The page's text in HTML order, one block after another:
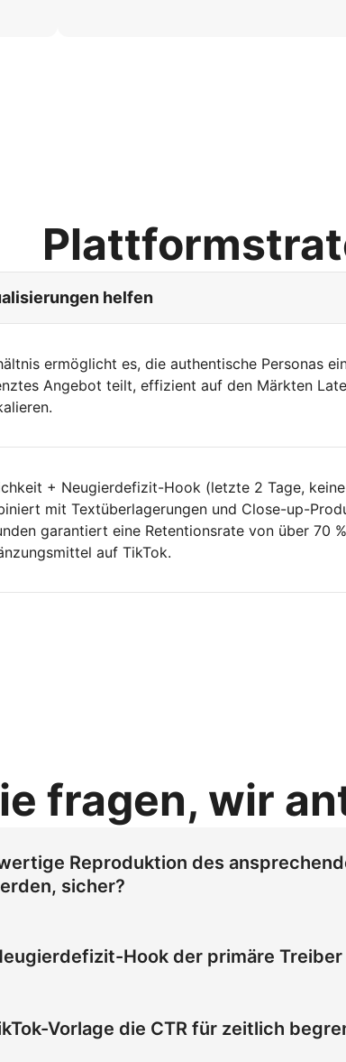
helfen
ermöglicht es, die authentische Personas
Angebot teilt, effizient auf den Märkten
+ Neugierdefizit-Hook (letzte 2 Tage,
mit Textüberlagerungen und Close-up-
garantiert eine Retentionsrate von über 70
auf TikTok.
fragen, wir
Reproduktion des
sicher?
helles und gleichmäßiges
90 % und eine Retentionsrate von über 70 %
Hook der primäre
wird direkt höhere Watch Time und eine
TikTok ausgelöst.
Vorlage die CTR für zeitlich